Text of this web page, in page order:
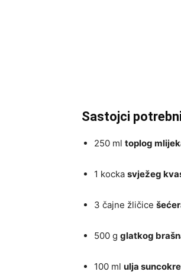
Sastojci
250 ml toplog
1 kocka svježeg
3 čajne žličice
500 g glatkog
100 ml ulja